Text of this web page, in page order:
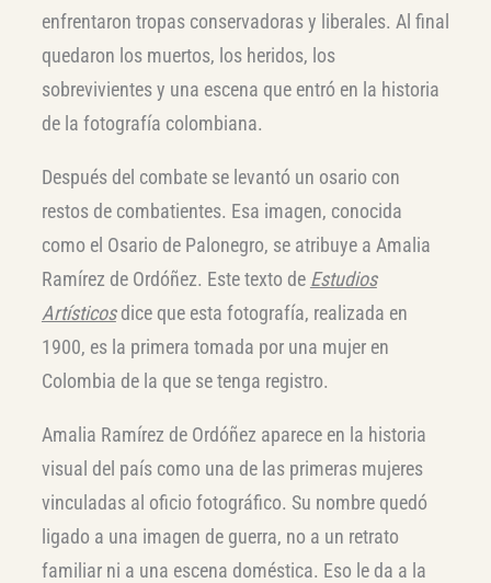
enfrentaron tropas conservadoras y liberales. Al final
quedaron los muertos, los heridos, los
sobrevivientes y una escena que entró en la historia
de la fotografía colombiana.
Después del combate se levantó un osario con
restos de combatientes. Esa imagen, conocida
como el Osario de Palonegro, se atribuye a Amalia
Ramírez de Ordóñez. Este texto de Estudios
Artísticosdice que esta fotografía, realizada en
1900, es la primera tomada por una mujer en
Colombia de la que se tenga registro.
Amalia Ramírez de Ordóñez aparece en la historia
visual del país como una de las primeras mujeres
vinculadas al oficio fotográfico. Su nombre quedó
ligado a una imagen de guerra, no a un retrato
familiar ni a una escena doméstica. Eso le da a la